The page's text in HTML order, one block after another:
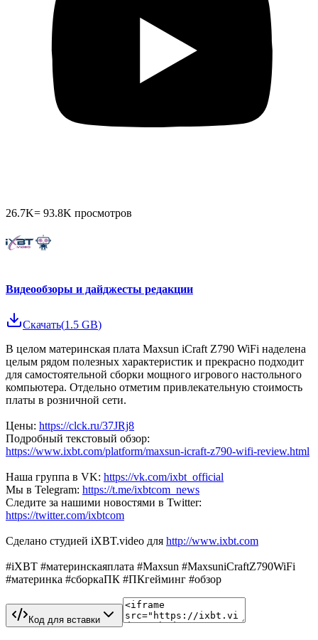
26.7K= 93.8K просмотров
Видеообзоры и дайджесты редакции
Скачать(1.5 GB)
В целом материнская плата Maxsun iCraft Z790 WiFi наделена
целым рядом полезных характеристик и прекрасно подходит
для самостоятельной сборки мощного игрового настольного
компьютера. Отдельно отметим привлекательную стоимость
платы в розничной сети.
Цены: https://clck.ru/37JRj8
Подробный текстовый обзор:
https://www.ixbt.com/platform/maxsun-icraft-z790-wifi-review.html
Наша группа в VK: https://vk.com/ixbt_official
Мы в Telegram: https://t.me/ixbtcom_news
Следите за нашими новостями в Twitter:
https://twitter.com/ixbtcom
Сделано студией iXBT.video для http://www.ixbt.com
#iXBT #материнскаяплата #Maxsun #MaxsuniCraftZ790WiFi
#материнка #сборкаПК #ПКгейминг #обзор
Код для вставки